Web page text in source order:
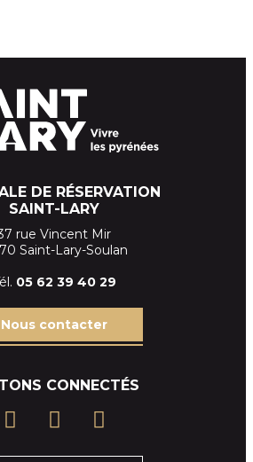
DE RÉSERVATION
SAINT-LARY
rue Vincent Mir
Saint-Lary-Soulan
05 62 39 40 29
Nous contacter
CONNECTÉS